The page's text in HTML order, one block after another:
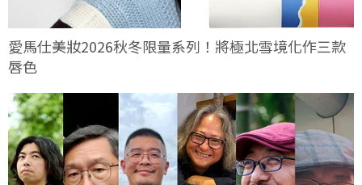
愛馬仕美妝2026秋冬限量系列！將極北雪境化作三款
唇色